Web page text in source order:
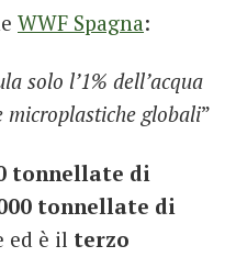
WWF Spagna:
solo l’1% dell’acqua
microplastiche globali”
tonnellate di
tonnellate di
ed è il terzo